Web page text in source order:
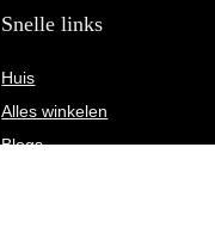
Snelle links
Huis
Alles winkelen
Blogs